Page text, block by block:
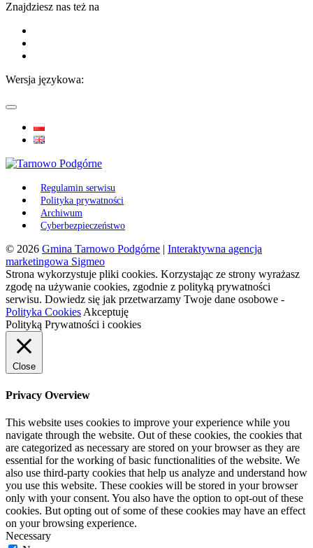
Znajdziesz nas też na
Wersja językowa:
Regulamin serwisu
Polityka prywatności
Archiwum
Cyberbezpieczeństwo
© 2026 Gmina Tarnowo Podgórne | Interaktywna agencja
marketingowa Sigmeo
Strona wykorzystuje pliki cookies. Korzystając ze strony wyrażasz
zgodę na używanie cookies, zgodnie z polityką prywatności
serwisu. Dowiedz się jak przetwarzamy Twoje dane osobowe -
Polityka Cookies Akceptuję
Polityką Prywatności i cookies
Close
Privacy Overview
This website uses cookies to improve your experience while you
navigate through the website. Out of these cookies, the cookies that
are categorized as necessary are stored on your browser as they are
essential for the working of basic functionalities of the website. We
also use third-party cookies that help us analyze and understand how
you use this website. These cookies will be stored in your browser
only with your consent. You also have the option to opt-out of these
cookies. But opting out of some of these cookies may have an effect
on your browsing experience.
Necessary